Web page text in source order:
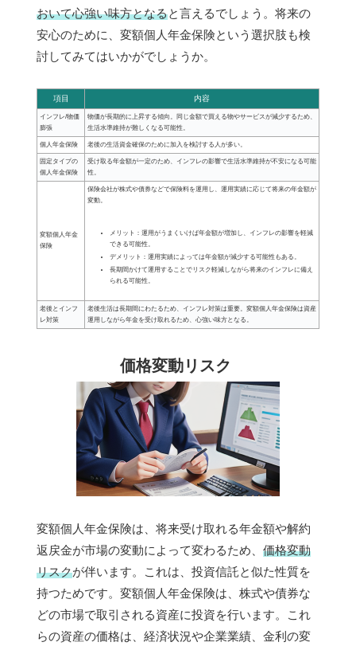
おいて心強い味方となると言えるでしょう。将来の
安心のために、変額個人年金保険という選択肢も検
討してみてはいかがでしょうか。
項目 内容
インフレ/物価
膨張
物価が長期的に上昇する傾向。同じ金額で買える物やサービスが減少するため、
生活水準維持が難しくなる可能性。
個人年金保険 老後の生活資金確保のために加入を検討する人が多い。
固定タイプの
個人年金保険
受け取る年金額が一定のため、インフレの影響で生活水準維持が不安になる可能
性。
変額個人年金
保険
保険会社が株式や債券などで保険料を運用し、運用実績に応じて将来の年金額が
変動。
メリット：運用がうまくいけば年金額が増加し、インフレの影響を軽減
できる可能性。
デメリット：運用実績によっては年金額が減少する可能性もある。
長期間かけて運用することでリスク軽減しながら将来のインフレに備え
られる可能性。
老後とインフ
レ対策
老後生活は長期間にわたるため、インフレ対策は重要。変額個人年金保険は資産
運用しながら年金を受け取れるため、心強い味方となる。
価格変動リスク
変額個人年金保険は、将来受け取れる年金額や解約
返戻金が市場の変動によって変わるため、 価格変動
リスクが伴います。これは、投資信託と似た性質を
持つためです。変額個人年金保険は、株式や債券な
どの市場で取引される資産に投資を行います。これ
らの資産の価格は、経済状況や企業業績、金利の変